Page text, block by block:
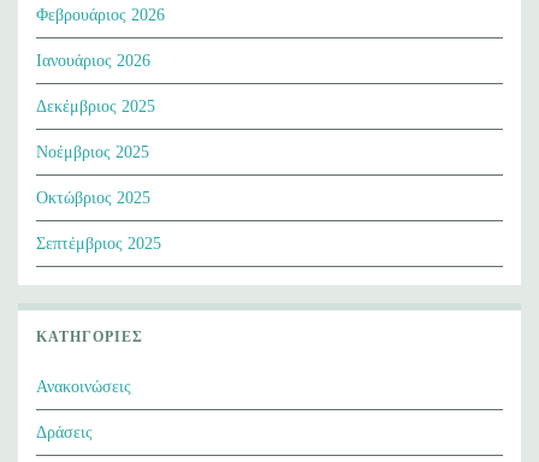
Φεβρουάριος 2026
Ιανουάριος 2026
Δεκέμβριος 2025
Νοέμβριος 2025
Οκτώβριος 2025
Σεπτέμβριος 2025
ΚΑΤΗΓΟΡΊΕΣ
Ανακοινώσεις
Δράσεις